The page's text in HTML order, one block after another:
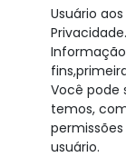
Usuário
Informação
Você pode
temos,
usuário.